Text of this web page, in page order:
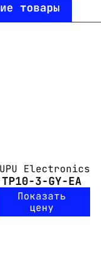
товары
Electronics
TP10-3-GY-EA
Показать
цену